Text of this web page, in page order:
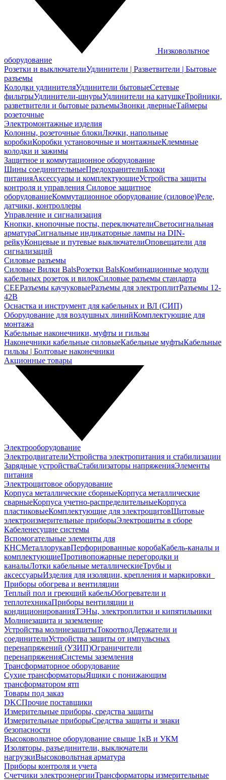
Низковольтное
оборудование
Розетки и выключателиУдлинители | Разветвители | Бытовые
разъемы
Колодки удлинителяУдлинители бытовыеСетевые
фильтрыУдлинители-шнурыУдлинители на катушкеТройники,
разветвители и бытовые разъемыЗвонки дверныеТаймеры
розеточные
Электромонтажные изделия
Колонны, розеточные блокиЛючки, напольные
коробкиКоробки установочные и монтажныеКлеммные
колодки и зажимы
Защитное и коммутационное оборудование
Шины соединительныеПредохранителиБлоки
питанияАксессуары и комплектующиеУстройства защиты
контроля и управления Силовое защитное
оборудованиеКоммутационное оборудование (силовое)Реле,
датчики, контроллеры
Управление и сигнализация
Кнопки, кнопочные посты, переключателиСветосигнальная
арматураСигнальные индикаторные лампы на DIN-
рейкуКонцевые и путевые выключателиОповещатели для
сигнализаций
Силовые разъемы
Силовые Вилки BalsРозетки BalsКомбинационные модули
кабельных розеток и вилокСиловые разъемы стандарта
CEEРазъемы каучуковыеРазъемы для электроплитРазъемы 12-
42В
Оснастка и инструмент для кабельных и ВЛ (СИП)
Оборудование для воздушных линийКомплектующие для
монтажа
Кабельные наконечники, муфты и гильзы
Наконечники кабельные силовыеКабельные муфтыКабельные
гильзы | Болтовые наконечники
Акционные товары
Электрооборудование
ЭлектродвигателиУстройства электропитания и стабилизации
Зарядные устройстваСтабилизаторы напряженияЭлементы
питания
Электрощитовое оборудование
Корпуса металлические сборныеКорпуса металлические
сварныеКорпуса учетно-распределительныеКорпуса
пластиковыеКомплектующие для электрощитовЩитовые
электроизмерительные приборыЭлектрощиты в сборе
Кабеленесущие системы
Вспомогательные элементы для
КНСМеталлорукавПерфорированные коробаКабель-каналы и
комплектующиеПротивопожарные перегородки и
каналыЛотки кабельные металлическиеТрубы и
аксессуарыИзделия для изоляции, крепления и маркировки
Приборы обогрева и вентиляции
Теплый пол и греющий кабельОбогреватели и
теплотехникаПриборы вентиляции и
кондиционированияТЭНы, электроплитки и кипятильники
Молниезащита и заземление
Устройства молниезащитыТокоотводДержатели и
соединителиУстройства защиты от импульсных
перенапряжений (УЗИП)Ограничители
перенапряженияСистемы заземления
Трансформаторное оборудование
Сухие трансформаторыЯщики с понижающим
трансформатором ятп
Товары под заказ
DKCПрочие поставщики
Измерительные приборы, средства защиты
Измерительные приборыСредства защиты и знаки
безопасности
Высоковольтное оборудование свыше 1кВ и УКМ
Изоляторы, разъединители, выключатели
нагрузкиВысоковольтная арматура
Приборы контроля и учета
Счетчики электроэнергииТрансформаторы измерительные